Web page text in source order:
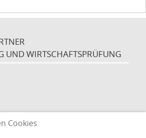
UND WIRTSCHAFTSPRÜFUNG
Cookies